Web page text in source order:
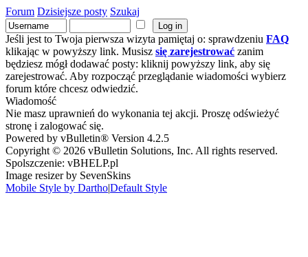
Forum Dzisiejsze posty Szukaj
Jeśli jest to Twoja pierwsza wizyta pamiętaj o: sprawdzeniu FAQ
klikając w powyższy link. Musisz się zarejestrować zanim
będziesz mógł dodawać posty: kliknij powyższy link, aby się
zarejestrować. Aby rozpocząć przeglądanie wiadomości wybierz
forum które chcesz odwiedzić.
Wiadomość
Nie masz uprawnień do wykonania tej akcji. Proszę odświeżyć
stronę i zalogować się.
Powered by vBulletin® Version 4.2.5
Copyright © 2026 vBulletin Solutions, Inc. All rights reserved.
Spolszczenie: vBHELP.pl
Image resizer by SevenSkins
Mobile Style by Dartho|Default Style